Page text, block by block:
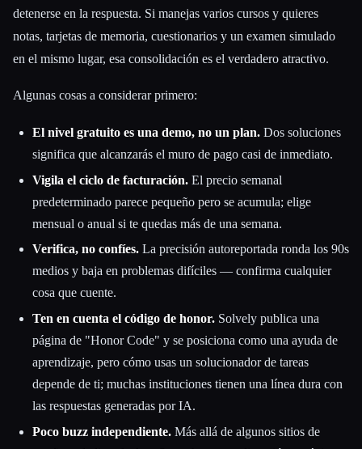
detenerse en la respuesta. Si manejas varios cursos y quieres
notas, tarjetas de memoria, cuestionarios y un examen simulado
en el mismo lugar, esa consolidación es el verdadero atractivo.
Algunas cosas a considerar primero:
El nivel gratuito es una demo, no un plan. Dos soluciones
significa que alcanzarás el muro de pago casi de inmediato.
Vigila el ciclo de facturación. El precio semanal
predeterminado parece pequeño pero se acumula; elige
mensual o anual si te quedas más de una semana.
Verifica, no confíes. La precisión autoreportada ronda los 90s
medios y baja en problemas difíciles — confirma cualquier
cosa que cuente.
Ten en cuenta el código de honor. Solvely publica una
página de "Honor Code" y se posiciona como una ayuda de
aprendizaje, pero cómo usas un solucionador de tareas
depende de ti; muchas instituciones tienen una línea dura con
las respuestas generadas por IA.
Poco buzz independiente. Más allá de algunos sitios de